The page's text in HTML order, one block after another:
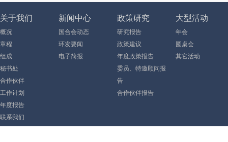
关于我们
概况
章程
组成
秘书处
合作伙伴
工作计划
年度报告
联系我们
新闻中心
国合会动态
环发要闻
电子简报
政策研究
研究报告
政策建议
年度政策报告
委员、特邀顾问报
告
合作伙伴报告
大型活动
年会
圆桌会
其它活动